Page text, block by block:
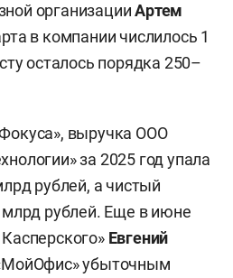
организацииАртем
в компании числилось 1
осталось порядка 250–
выручка ООО
за 2025 год упала
рублей, а чистый
рублей. Еще в июне
Евгений
убыточным